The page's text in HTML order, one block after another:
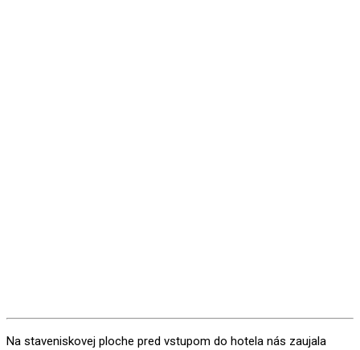
Na staveniskovej ploche pred vstupom do hotela nás zaujala